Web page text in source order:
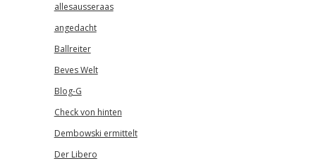
allesausseraas
angedacht
Ballreiter
Beves Welt
Blog-G
Check von hinten
Dembowski ermittelt
Der Libero